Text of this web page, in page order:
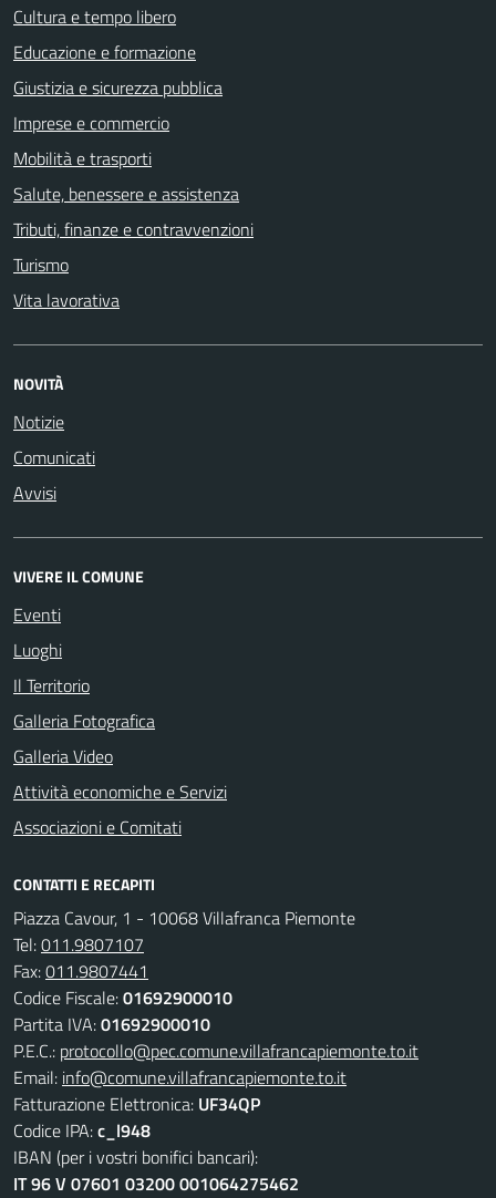
Cultura e tempo libero
Educazione e formazione
Giustizia e sicurezza pubblica
Imprese e commercio
Mobilità e trasporti
Salute, benessere e assistenza
Tributi, finanze e contravvenzioni
Turismo
Vita lavorativa
NOVITÀ
Notizie
Comunicati
Avvisi
VIVERE IL COMUNE
Eventi
Luoghi
Il Territorio
Galleria Fotografica
Galleria Video
Attività economiche e Servizi
Associazioni e Comitati
CONTATTI E RECAPITI
Piazza Cavour, 1 - 10068 Villafranca Piemonte
Tel:011.9807107
Fax:011.9807441
Codice Fiscale:01692900010
Partita IVA:01692900010
P.E.C.: protocollo@pec.comune.villafrancapiemonte.to.it
Email: info@comune.villafrancapiemonte.to.it
Fatturazione Elettronica: UF34QP
Codice IPA:c_l948
IBAN (per i vostri bonifici bancari):
IT 96 V 07601 03200 001064275462